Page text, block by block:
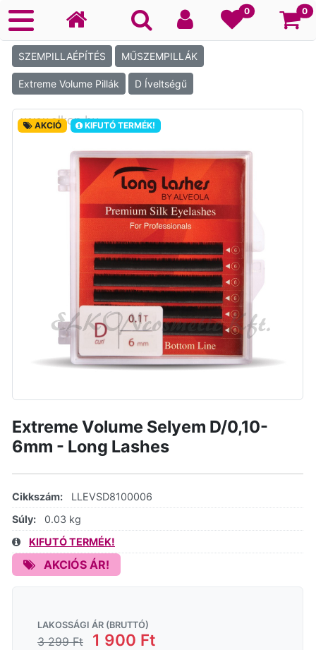
0 0
SZEMPILLAÉPÍTÉS MŰSZEMPILLÁK
Extreme Volume Pillák D Íveltségű
AKCIÓ KIFUTÓ TERMÉK!
Extreme Volume Selyem D/0,10-
6mm - Long Lashes
Cikkszám:
LLEVSD8100006
Súly:
0.03 kg
KIFUTÓ TERMÉK!
AKCIÓS ÁR!
LAKOSSÁGI ÁR (BRUTTÓ)
3 299 Ft 1 900 Ft